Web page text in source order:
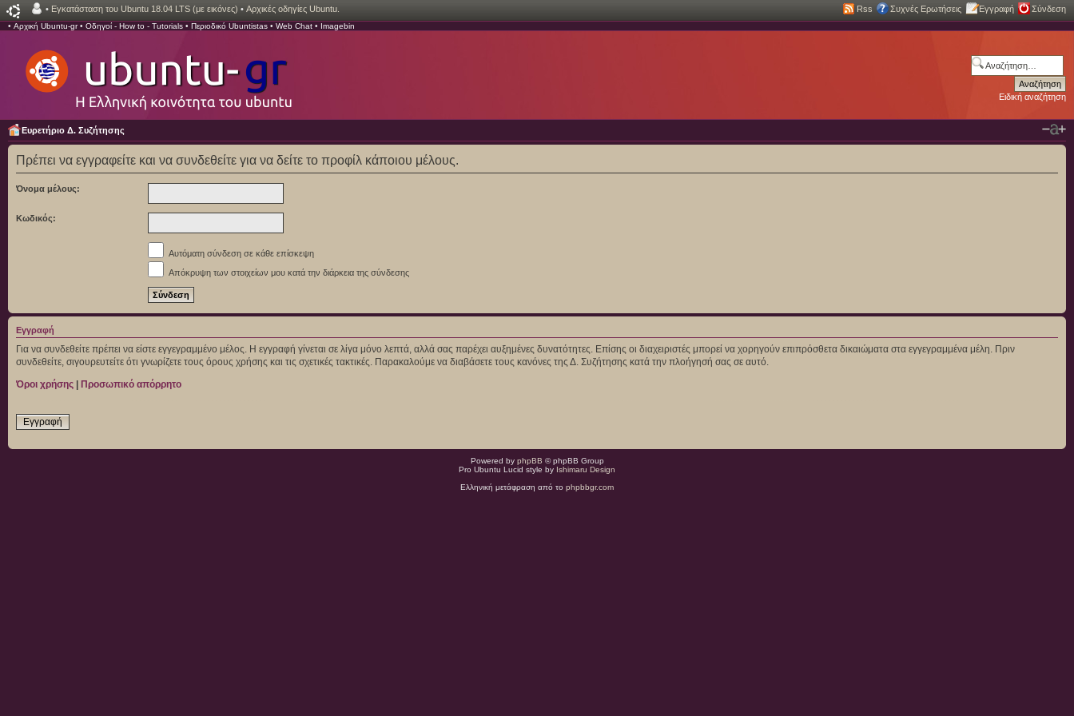
• Εγκατάσταση του Ubuntu 18.04 LTS (με εικόνες) • Αρχικές οδηγίες Ubuntu. Rss Συχνές Ερωτήσεις Εγγραφή Σύνδεση
• Αρχική Ubuntu-gr• Οδηγοί - How to - Tutorials • Περιοδικό Ubuntistas • Web Chat • Imagebin
Ειδική αναζήτηση
Ευρετήριο Δ. Συζήτησης
Πρέπει να εγγραφείτε και να συνδεθείτε για να δείτε το προφίλ κάποιου μέλους.
Όνομα μέλους:
Κωδικός:
Αυτόματη σύνδεση σε κάθε επίσκεψη
Απόκρυψη των στοιχείων μου κατά την διάρκεια της σύνδεσης
Εγγραφή
Για να συνδεθείτε πρέπει να είστε εγγεγραμμένο μέλος. Η εγγραφή γίνεται σε λίγα μόνο λεπτά, αλλά σας παρέχει αυξημένες δυνατότητες. Επίσης οι διαχειριστές μπορεί να χορηγούν επιπρόσθετα δικαιώματα στα εγγεγραμμένα μέλη. Πριν
συνδεθείτε, σιγουρευτείτε ότι γνωρίζετε τους όρους χρήσης και τις σχετικές τακτικές. Παρακαλούμε να διαβάσετε τους κανόνες της Δ. Συζήτησης κατά την πλοήγησή σας σε αυτό.
Όροι χρήσης | Προσωπικό απόρρητο
Εγγραφή
Powered by phpBB © phpBB Group
Pro Ubuntu Lucid style by Ishimaru Design
Ελληνική μετάφραση από το phpbbgr.com